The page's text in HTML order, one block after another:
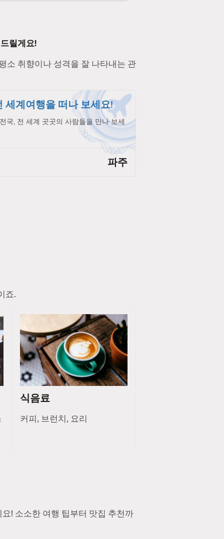
릴게요!
소 취향이나 성격을 잘 나타내는 관
세계여행을 떠나 보세요!
국, 전 세계 곳곳의 사람들을 만나 보세
파주
죠.
식음료
커피, 브런치, 요리
! 소소한 여행 팁부터 맛집 추천까